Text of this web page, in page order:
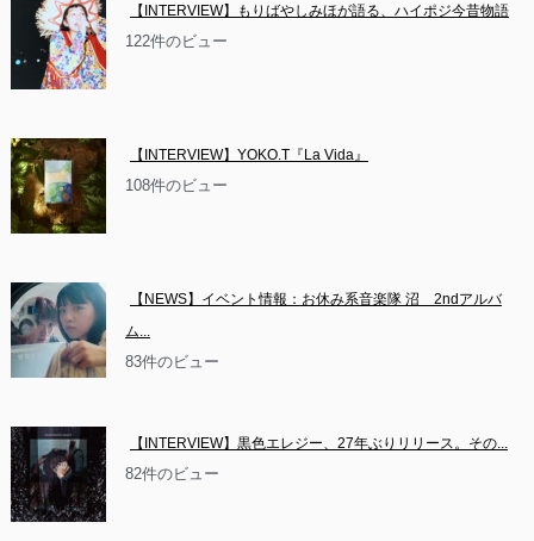
【INTERVIEW】もりばやしみほが語る、ハイポジ今昔物語
122件のビュー
【INTERVIEW】YOKO.T『La Vida』
108件のビュー
【NEWS】イベント情報：お休み系音楽隊 沼　2ndアルバ
ム...
83件のビュー
【INTERVIEW】黒色エレジー、27年ぶりリリース。その...
82件のビュー